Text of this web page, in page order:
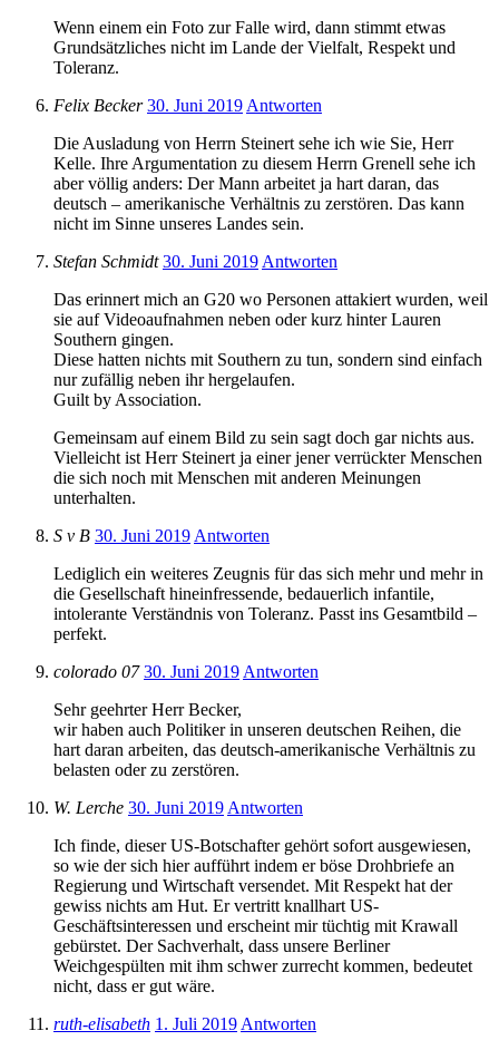
Wenn einem ein Foto zur Falle wird, dann stimmt etwas
Grundsätzliches nicht im Lande der Vielfalt, Respekt und
Toleranz.
Felix Becker 30. Juni 2019 Antworten
Die Ausladung von Herrn Steinert sehe ich wie Sie, Herr
Kelle. Ihre Argumentation zu diesem Herrn Grenell sehe ich
aber völlig anders: Der Mann arbeitet ja hart daran, das
deutsch – amerikanische Verhältnis zu zerstören. Das kann
nicht im Sinne unseres Landes sein.
Stefan Schmidt 30. Juni 2019 Antworten
Das erinnert mich an G20 wo Personen attakiert wurden, weil
sie auf Videoaufnahmen neben oder kurz hinter Lauren
Southern gingen.
Diese hatten nichts mit Southern zu tun, sondern sind einfach
nur zufällig neben ihr hergelaufen.
Guilt by Association.
Gemeinsam auf einem Bild zu sein sagt doch gar nichts aus.
Vielleicht ist Herr Steinert ja einer jener verrückter Menschen
die sich noch mit Menschen mit anderen Meinungen
unterhalten.
S v B 30. Juni 2019 Antworten
Lediglich ein weiteres Zeugnis für das sich mehr und mehr in
die Gesellschaft hineinfressende, bedauerlich infantile,
intolerante Verständnis von Toleranz. Passt ins Gesamtbild –
perfekt.
colorado 07 30. Juni 2019 Antworten
Sehr geehrter Herr Becker,
wir haben auch Politiker in unseren deutschen Reihen, die
hart daran arbeiten, das deutsch-amerikanische Verhältnis zu
belasten oder zu zerstören.
W. Lerche 30. Juni 2019 Antworten
Ich finde, dieser US-Botschafter gehört sofort ausgewiesen,
so wie der sich hier aufführt indem er böse Drohbriefe an
Regierung und Wirtschaft versendet. Mit Respekt hat der
gewiss nichts am Hut. Er vertritt knallhart US-
Geschäftsinteressen und erscheint mir tüchtig mit Krawall
gebürstet. Der Sachverhalt, dass unsere Berliner
Weichgespülten mit ihm schwer zurrecht kommen, bedeutet
nicht, dass er gut wäre.
ruth-elisabeth 1. Juli 2019 Antworten